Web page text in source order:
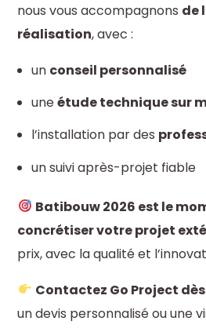
nous vous accompagnons de
réalisation, avec :
un conseil personnalisé
uneétude technique sur
l’installation par des
un suivi après-projet fiable
Batibouw 2026 est le
concrétiser votre projet
prix, avec la qualité et
Contactez Go Project
un devis personnalisé ou une